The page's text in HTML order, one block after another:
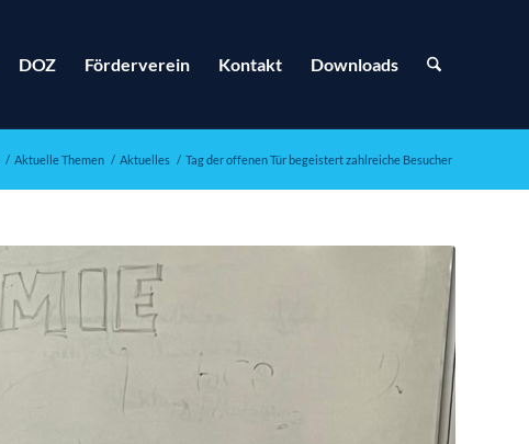
DOZ Förderverein Kontakt Downloads
/ Aktuelle Themen / Aktuelles / Tag der offenen Tür begeistert zahlreiche Besucher